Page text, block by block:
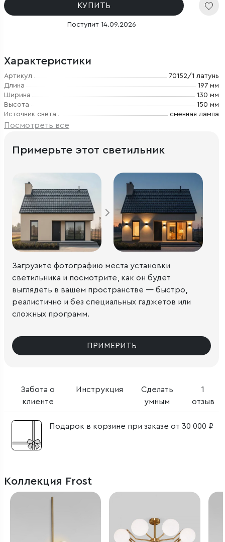
КУПИТЬ
Поступит 14.09.2026
Характеристики
Артикул
70152/1 латунь
Длина
197 мм
Ширина
130 мм
Высота
150 мм
Источник света
сменная лампа
Посмотреть все
Забота о
клиенте
Инструкция
Сделать
умным
1
отзыв
Подарок в корзине при заказе от 30 000 ₽
Примерьте этот светильник
Загрузите фотографию места установки
светильника и посмотрите, как он будет
выглядеть в вашем пространстве — быстро,
реалистично и без специальных гаджетов или
сложных программ.
ПРИМЕРИТЬ
Коллекция Frost